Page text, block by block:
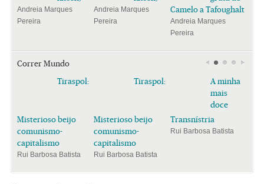
Andreia Marques
Pereira
Andreia Marques
Pereira
Camelo a Tafoughalt
Andreia Marques
Pereira
Correr Mundo
Tiraspol:
Misterioso beijo
comunismo-
capitalismo
Rui Barbosa Batista
Tiraspol:
Misterioso beijo
comunismo-
capitalismo
Rui Barbosa Batista
A minha
mais
doce
Transnístria
Rui Barbosa Batista